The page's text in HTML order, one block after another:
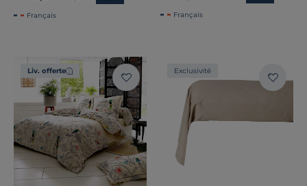
Français Français
Liv. offerte Exclusivité
Tissage
Dimension
Marque